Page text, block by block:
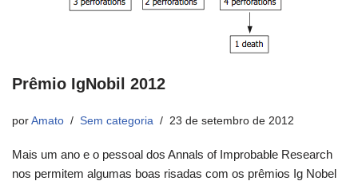
Prêmio IgNobil 2012
por Amato Sem categoria 23 de setembro de 2012
Mais um ano e o pessoal dos Annals of Improbable Research
nos permitem algumas boas risadas com os prêmios Ig Nobel